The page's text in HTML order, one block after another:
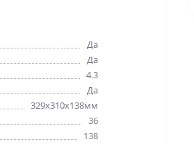
Да
Да
4.3
Да
329х310х138мм
36
138